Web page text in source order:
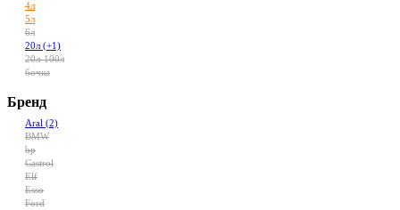
4л
5л
6л
20л (+1)
20л-100л
бочка
Бренд
Aral (2)
BMW
bp
Castrol
Elf
Esso
Ford